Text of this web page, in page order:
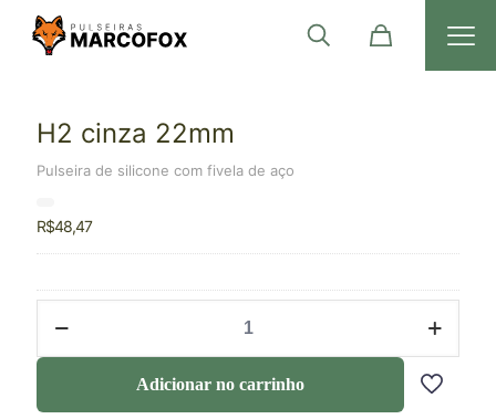
H2 cinza 22mm
Pulseira de silicone com fivela de aço
R$48,47
Adicionar no carrinho